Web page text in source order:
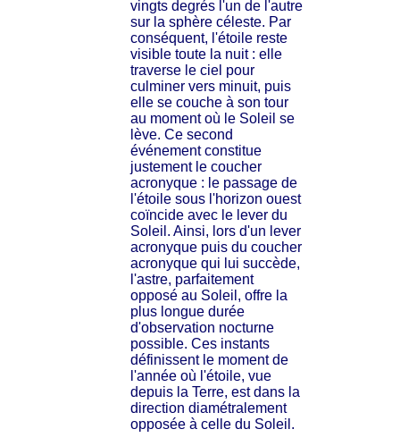
vingts degrés l'un de l'autre
sur la sphère céleste. Par
conséquent, l'étoile reste
visible toute la nuit : elle
traverse le ciel pour
culminer vers minuit, puis
elle se couche à son tour
au moment où le Soleil se
lève. Ce second
événement constitue
justement le coucher
acronyque : le passage de
l'étoile sous l'horizon ouest
coïncide avec le lever du
Soleil. Ainsi, lors d'un lever
acronyque puis du coucher
acronyque qui lui succède,
l'astre, parfaitement
opposé au Soleil, offre la
plus longue durée
d'observation nocturne
possible. Ces instants
définissent le moment de
l'année où l'étoile, vue
depuis la Terre, est dans la
direction diamétralement
opposée à celle du Soleil.